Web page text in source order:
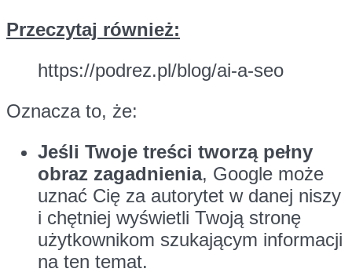
Przeczytaj również:
https://podrez.pl/blog/ai-a-seo
Oznacza to, że:
Jeśli Twoje treści tworzą pełny
obraz zagadnienia, Google może
uznać Cię za autorytet w danej niszy
i chętniej wyświetli Twoją stronę
użytkownikom szukającym informacji
na ten temat.